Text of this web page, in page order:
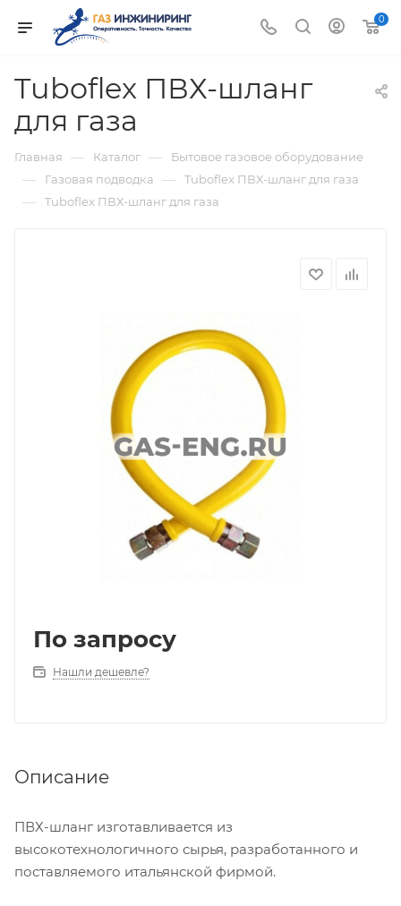
0
Tuboflex ПВХ-шланг
для газа
Главная — Каталог — Бытовое газовое оборудование
— Газовая подводка — Tuboflex ПВХ-шланг для газа
— Tuboflex ПВХ-шланг для газа
По запросу
Нашли дешевле?
Описание
ПВХ-шланг изготавливается из
высокотехнологичного сырья, разработанного и
поставляемого итальянской фирмой.